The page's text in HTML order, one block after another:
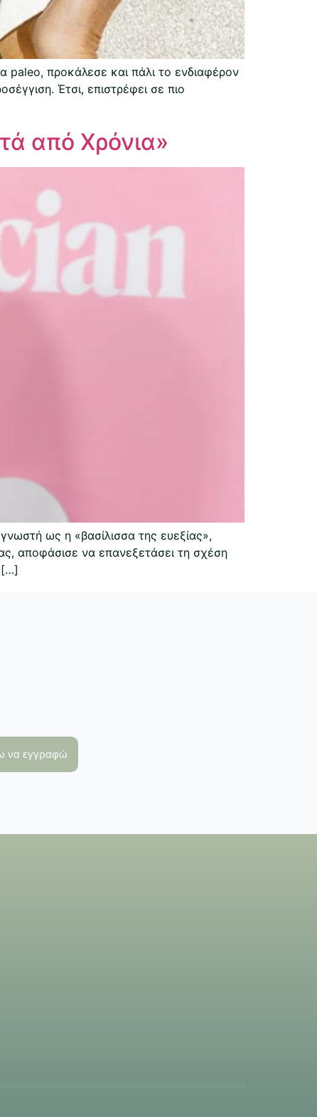
paleo, προκάλεσε και πάλι το ενδιαφέρον
Έτσι, επιστρέφει σε πιο
από Χρόνια»
ως η «βασίλισσα της ευεξίας»,
αποφάσισε να επανεξετάσει τη σχέση
[…]
να εγγραφώ